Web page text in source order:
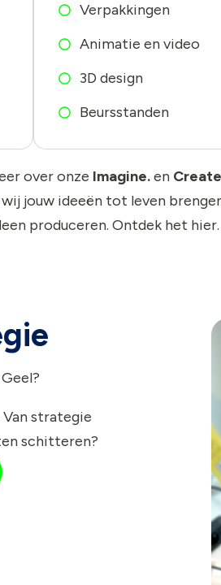
Verpakkingen
Animatie en video
3D design
Beursstanden
over onze Imagine.en
jouw ideeën tot leven
produceren. Ontdek het hier.
Van strategie
schitteren?